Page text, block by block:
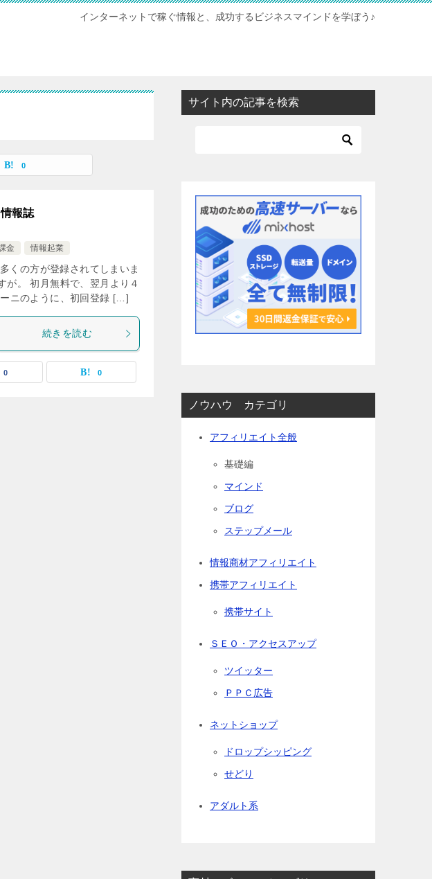
インターネットで稼ぐ情報と、成功するビジネスマインドを学ぼう♪
0
報誌
金 情報起業
くの方が登録されてしまいま
が。 初月無料で、翌月より４
ニのように、初回登録 […]
続きを読む
0 0
サイト内の記事を検索
ノウハウ カテゴリ
アフィリエイト全般
基礎編
マインド
ブログ
ステップメール
情報商材アフィリエイト
携帯アフィリエイト
携帯サイト
ＳＥＯ・アクセスアップ
ツイッター
ＰＰＣ広告
ネットショップ
ドロップシッピング
せどり
アダルト系